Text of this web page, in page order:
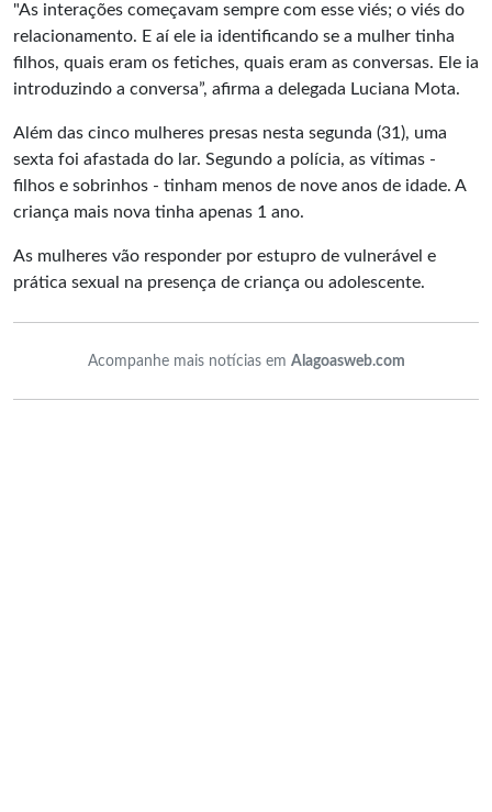
"As interações começavam sempre com esse viés; o viés do
relacionamento. E aí ele ia identificando se a mulher tinha
filhos, quais eram os fetiches, quais eram as conversas. Ele ia
introduzindo a conversa”, afirma a delegada Luciana Mota.
Além das cinco mulheres presas nesta segunda (31), uma
sexta foi afastada do lar. Segundo a polícia, as vítimas -
filhos e sobrinhos - tinham menos de nove anos de idade. A
criança mais nova tinha apenas 1 ano.
As mulheres vão responder por estupro de vulnerável e
prática sexual na presença de criança ou adolescente.
Acompanhe mais notícias em Alagoasweb.com